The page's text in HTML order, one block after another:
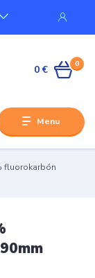
Menu
0
0 €
fluorokarbón